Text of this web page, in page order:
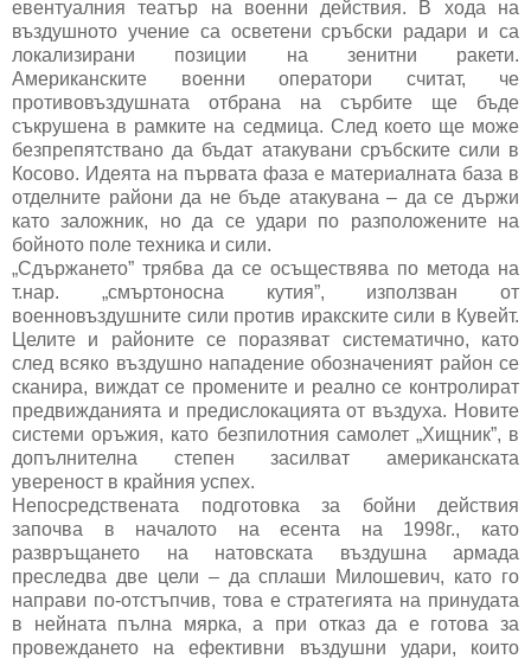
евентуалния театър на военни действия. В хода на
въздушното учение са осветени сръбски радари и са
локализирани позиции на зенитни ракети.
Американските военни оператори считат, че
противовъздушната отбрана на сърбите ще бъде
съкрушена в рамките на седмица. След което ще може
безпрепятствано да бъдат атакувани сръбските сили в
Косово. Идеята на първата фаза е материалната база в
отделните райони да не бъде атакувана – да се държи
като заложник, но да се удари по разположените на
бойното поле техника и сили.
„Сдържането” трябва да се осъществява по метода на
т.нар. „смъртоносна кутия”, използван от
военновъздушните сили против иракските сили в Кувейт.
Целите и районите се поразяват систематично, като
след всяко въздушно нападение обозначеният район се
сканира, виждат се промените и реално се контролират
предвижданията и предислокацията от въздуха. Новите
системи оръжия, като безпилотния самолет „Хищник”, в
допълнителна степен засилват американската
увереност в крайния успех.
Непосредствената подготовка за бойни действия
започва в началото на есента на 1998г., като
развръщането на натовската въздушна армада
преследва две цели – да сплаши Милошевич, като го
направи по-отстъпчив, това е стратегията на принудата
в нейната пълна мярка, а при отказ да е готова за
провеждането на ефективни въздушни удари, които